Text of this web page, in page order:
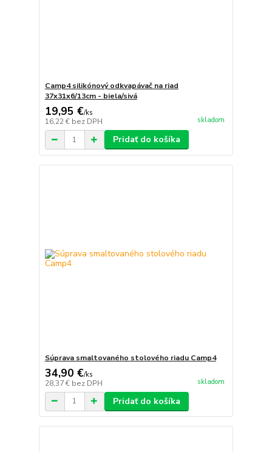
Camp4 silikónový odkvapávač na riad
37x31x6/13cm - biela/sivá
19,95 €/ks
16,22 € bez DPH skladom
Pridať do košíka
Súprava smaltovaného stolového riadu Camp4
34,90 €/ks
28,37 € bez DPH skladom
Pridať do košíka